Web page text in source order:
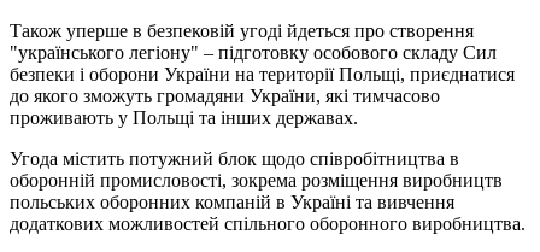
Також уперше в безпековій угоді йдеться про створення
"українського легіону" – підготовку особового складу Сил
безпеки і оборони України на території Польщі, приєднатися
до якого зможуть громадяни України, які тимчасово
проживають у Польщі та інших державах.
Угода містить потужний блок щодо співробітництва в
оборонній промисловості, зокрема розміщення виробництв
польських оборонних компаній в Україні та вивчення
додаткових можливостей спільного оборонного виробництва.